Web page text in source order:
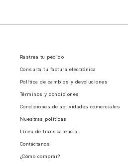
Rastrea tu pedido
Consulta tu factura electrónica
Política de cambios y devoluciones
Términos y condiciones
Condiciones de actividades comerciales
Nuestras políticas
Línea de transparencia
Contáctanos
¿Cómo comprar?